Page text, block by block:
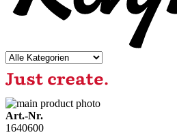
Art.-Nr.
1640600